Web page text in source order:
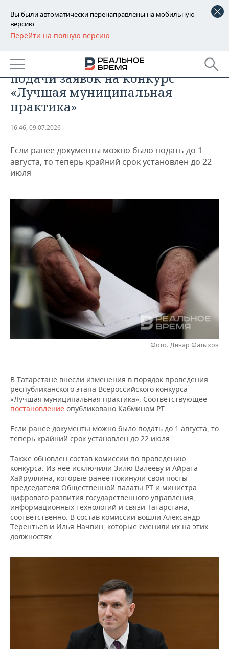
Вы были автоматически перенаправлены на мобильную
версию.
Перейти на полную версию
РЕГИОНЫ
БАШКОРТОСТАН
ТАТАРСТАН
УДМУРТИЯ
НОВОСТИ
АНАЛИТИКА
НОВОСТИ АНАЛИТИКИ
ДЕКЛАРАЦИИ О ДОХОДАХ
КОРОЛИ ГОСЗАКАЗА ПФО
ВУЗЫ ТАТАРСТАНА
КОМУ ПРИНАДЛЕЖАТ
ТОРГОВЫЕ ЦЕНТРЫ
ЭКОНОМИКА
НОВОСТИ ЭКОНОМИКИ
ФИНАНСЫ
БАНКИ
БЮДЖЕТ
ИНВЕСТИЦИИ
ПРОМЫШЛЕННОСТЬ
НОВОСТИ
ПРОМЫШЛЕННОСТИ
МАШИНОСТРОЕНИЕ
НЕФТЕХИМИЯ
НЕФТЬ
ОПК
ЭНЕРГЕТИКА
НЕДВИЖИМОСТЬ
НОВОСТИ НЕДВИЖИМОСТИ
АВТО
НОВОСТИ АВТО
БИЗНЕС
НОВОСТИ БИЗНЕСА
РОЗНИЧНАЯ ТОРГОВЛЯ
ТРАНСПОРТ
УСЛУГИ
ТЕХНОЛОГИИ
НОВОСТИ ТЕХНОЛОГИЙ
IT
МЕДИА
ТЕЛЕКОММУНИКАЦИИ
МЕРОПРИЯТИЯ
НОВОСТИ МЕРОПРИЯТИЙ
ВЫЕЗДНАЯ РЕДАКЦИЯ
БИЗНЕС-БРАНЧИ
СПОРТ
НОВОСТИ СПОРТА
ВОЛЕЙБОЛ
КИБЕРСПОРТ
ФИГУРНОЕ КАТАНИЕ
ВОДНЫЕ ВИДЫ СПОРТА
ХОККЕЙ С МЯЧОМ
ОБЩЕСТВО
НОВОСТИ ОБЩЕСТВА
ИСТОРИЯ
КУЛЬТУРА
МЕДИЦИНА
ОБРАЗОВАНИЕ
ПРОИСШЕСТВИЯ
ФОТОГАЛЕРЕЯ
СПИСОК ПЕРСОН
СПИСОК КОМПАНИЙ
ПОЛНАЯ ВЕРСИЯ
В Татарстане сократили сроки
подачи заявок на конкурс
«Лучшая муниципальная
практика»
16:46, 09.07.2026
Если ранее документы можно было подать до 1
августа, то теперь крайний срок установлен до 22
июля
Фото: Динар Фатыхов
В Татарстане внесли изменения в порядок проведения
республиканского этапа Всероссийского конкурса
«Лучшая муниципальная практика». Соответствующее
постановление опубликовано Кабмином РТ.
Если ранее документы можно было подать до 1 августа, то
теперь крайний срок установлен до 22 июля.
Также обновлен состав комиссии по проведению
конкурса. Из нее исключили Зилю Валееву и Айрата
Хайруллина, которые ранее покинули свои посты
председателя Общественной палаты РТ и министра
цифрового развития государственного управления,
информационных технологий и связи Татарстана,
соответственно. В состав комиссии вошли Александр
Терентьев и Илья Начвин, которые сменили их на этих
должностях.